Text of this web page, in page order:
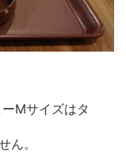
Mサイズはタ
ん。